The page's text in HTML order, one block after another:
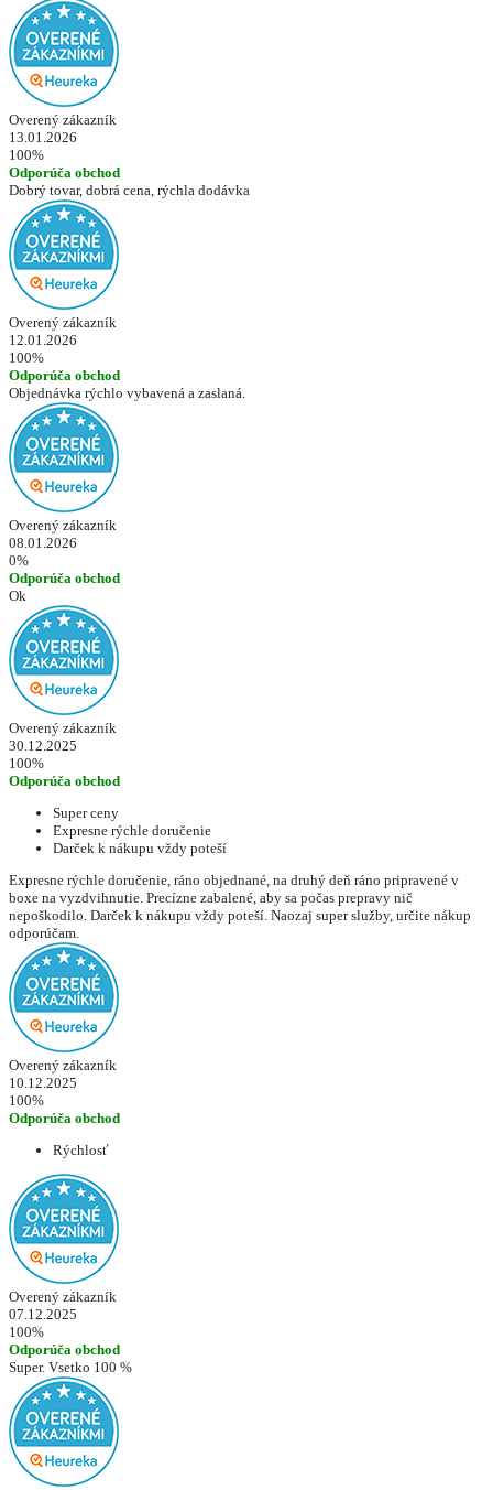
Overený zákazník
13.01.2026
100%
Odporúča obchod
Dobrý tovar, dobrá cena, rýchla dodávka
Overený zákazník
12.01.2026
100%
Odporúča obchod
Objednávka rýchlo vybavená a zaslaná.
Overený zákazník
08.01.2026
0%
Odporúča obchod
Ok
Overený zákazník
30.12.2025
100%
Odporúča obchod
Super ceny
Expresne rýchle doručenie
Darček k nákupu vždy poteší
Expresne rýchle doručenie, ráno objednané, na druhý deň ráno pripravené v
boxe na vyzdvihnutie. Precízne zabalené, aby sa počas prepravy nič
nepoškodilo. Darček k nákupu vždy poteší. Naozaj super služby, určite nákup
odporúčam.
Overený zákazník
10.12.2025
100%
Odporúča obchod
Rýchlosť
Overený zákazník
07.12.2025
100%
Odporúča obchod
Super. Vsetko 100 %